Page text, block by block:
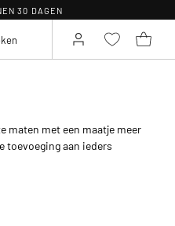
30 DAGEN
maten met een maatje meer
toevoeging aan ieders